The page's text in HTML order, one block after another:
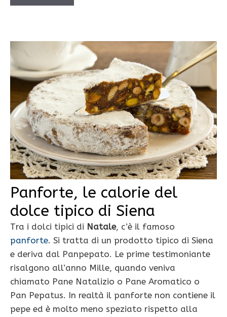
Panforte, le calorie del
dolce tipico di Siena
Tra i dolci tipici di Natale, c’è il famoso
panforte. Si tratta di un prodotto tipico di Siena
e deriva dal Panpepato. Le prime testimoniante
risalgono all’anno Mille, quando veniva
chiamato Pane Natalizio o Pane Aromatico o
Pan Pepatus. In realtà il panforte non contiene il
pepe ed è molto meno speziato rispetto alla